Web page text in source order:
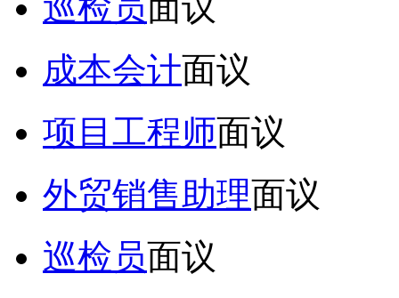
成本会计面议
项目工程师面议
外贸销售助理面议
巡检员面议